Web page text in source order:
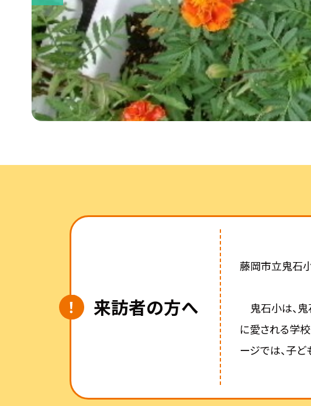
来訪者の方へ
藤岡市立鬼石
鬼石小は、鬼
に愛される学
ージでは、子ど